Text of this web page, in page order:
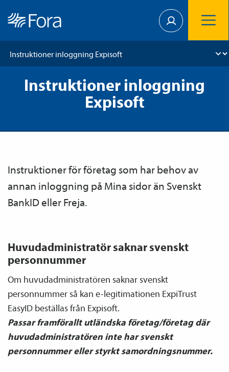
Instruktioner inloggning
Expisoft
Instruktioner för företag som har behov av
annan inloggning på Mina sidor än Svenskt
BankID eller Freja.
Huvud­­administratör saknar svenskt
personnummer
Om huvud­­administratören saknar svenskt
personnummer så kan e-legitimationen ExpiTrust
EasyID beställas från Expisoft.
Passar framförallt utländska företag/företag där
huvud­­administratören inte har svenskt
personnummer eller styrkt samordnings­nummer.